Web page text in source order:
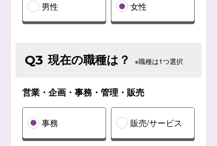
男性 女性
Q3 現在の職種は？ ※職種は1つ選択
営業・企画・事務・管理・販売
事務 販売/サービス